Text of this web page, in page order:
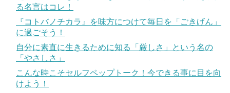
る名言はコレ！
『コトバノチカラ』を味方につけて毎日を「ごきげん」
に過ごそう！
自分に素直に生きるために知る「厳しさ」という名の
「やさしさ」
こんな時こそセルフペップトーク！今できる事に目を向
けよう！